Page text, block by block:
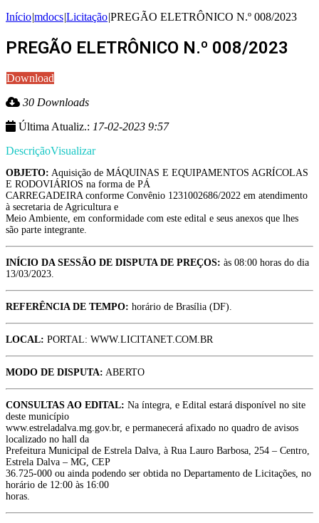
Início|mdocs|Licitação|PREGÃO ELETRÔNICO N.º 008/2023
PREGÃO ELETRÔNICO N.º 008/2023
Download
30 Downloads
Última Atualiz.: 17-02-2023 9:57
DescriçãoVisualizar
OBJETO: Aquisição de MÁQUINAS E EQUIPAMENTOS AGRÍCOLAS
E RODOVIÁRIOS na forma de PÁ
CARREGADEIRA conforme Convênio 1231002686/2022 em atendimento
à secretaria de Agricultura e
Meio Ambiente, em conformidade com este edital e seus anexos que lhes
são parte integrante.
INÍCIO DA SESSÃO DE DISPUTA DE PREÇOS: às 08:00 horas do dia
13/03/2023.
REFERÊNCIA DE TEMPO: horário de Brasília (DF).
LOCAL: PORTAL: WWW.LICITANET.COM.BR
MODO DE DISPUTA: ABERTO
CONSULTAS AO EDITAL: Na íntegra, e Edital estará disponível no site
deste município
www.estreladalva.mg.gov.br, e permanecerá afixado no quadro de avisos
localizado no hall da
Prefeitura Municipal de Estrela Dalva, à Rua Lauro Barbosa, 254 – Centro,
Estrela Dalva – MG, CEP
36.725-000 ou ainda podendo ser obtida no Departamento de Licitações, no
horário de 12:00 às 16:00
horas.